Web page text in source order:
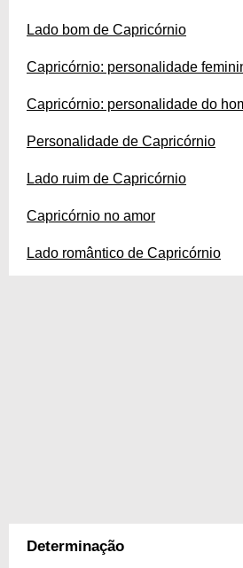
Lado bom de Capricórnio
Capricórnio: personalidade
Capricórnio: personalidade do
Personalidade de Capricórnio
Lado ruim de Capricórnio
Capricórnio no amor
Lado romântico de Capricórnio
Determinação